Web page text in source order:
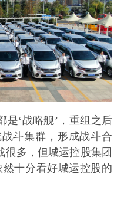
是‘战略舰’，重组之后
斗集群，形成战斗合
很多，但城运控股集团
十分看好城运控股的